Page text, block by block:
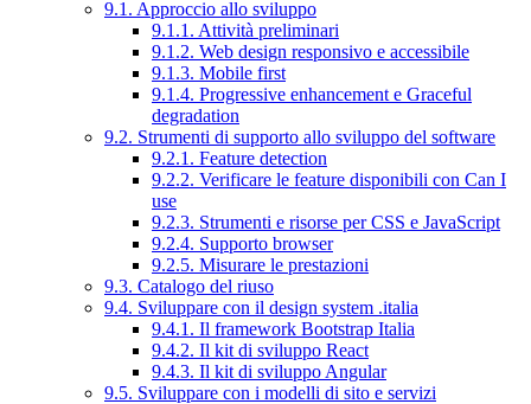
9.1. Approccio allo sviluppo
9.1.1. Attività preliminari
9.1.2. Web design responsivo e accessibile
9.1.3. Mobile first
9.1.4. Progressive enhancement e Graceful
degradation
9.2. Strumenti di supporto allo sviluppo del software
9.2.1. Feature detection
9.2.2. Verificare le feature disponibili con Can I
use
9.2.3. Strumenti e risorse per CSS e JavaScript
9.2.4. Supporto browser
9.2.5. Misurare le prestazioni
9.3. Catalogo del riuso
9.4. Sviluppare con il design system .italia
9.4.1. Il framework Bootstrap Italia
9.4.2. Il kit di sviluppo React
9.4.3. Il kit di sviluppo Angular
9.5. Sviluppare con i modelli di sito e servizi